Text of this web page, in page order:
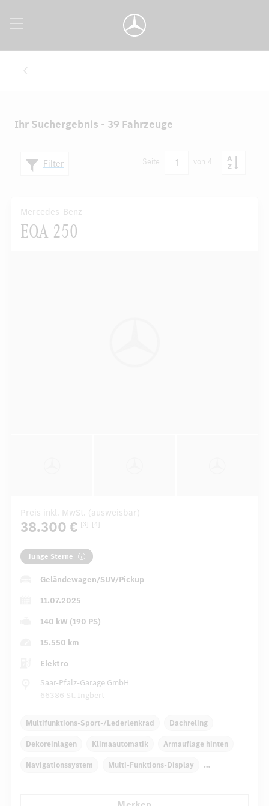
Ihr Suchergebnis - 39 Fahrzeuge
Filter Seite 1 von 4
Mercedes-Benz
EQA 250
Preis inkl. MwSt. (ausweisbar)
38.300 € [3] [4]
Junge Sterne
Geländewagen/SUV/Pickup
11.07.2025
140 kW (190 PS)
15.550 km
Elektro
Saar-Pfalz-Garage GmbH
66386 St. Ingbert
Multifunktions-Sport-/Lederlenkrad Dachreling
Dekoreinlagen Klimaautomatik Armauflage hinten
Navigationssystem Multi-Funktions-Display